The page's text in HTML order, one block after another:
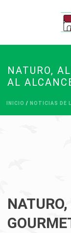
NATURO,
AL
INICIO / NOTICIAS DE